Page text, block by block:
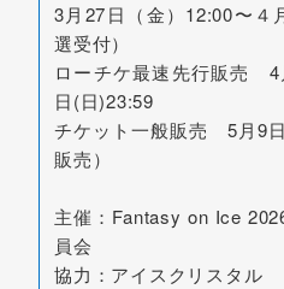
3月27日（金）12:00〜４
選受付）
ローチケ最速先行販売 4
日(日)23:59
チケット一般販売 5月9
販売）
主催：Fantasy on Ice
員会
協力：アイスクリスタル